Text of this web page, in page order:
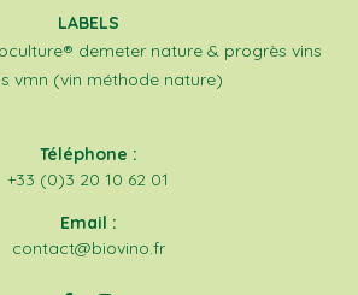
LABELS
demeter nature & progrès vins
vmn (vin méthode nature)
Téléphone :
+33 (0)3 20 10 62 01
Email :
contact@biovino.fr